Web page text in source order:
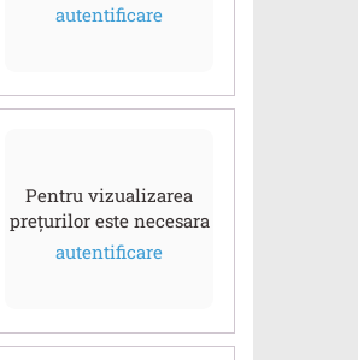
autentificare
Pentru vizualizarea
prețurilor este necesara
autentificare